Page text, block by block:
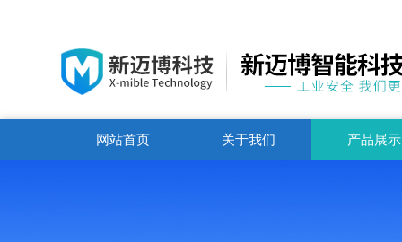
网站首页 关于我们 产品展示